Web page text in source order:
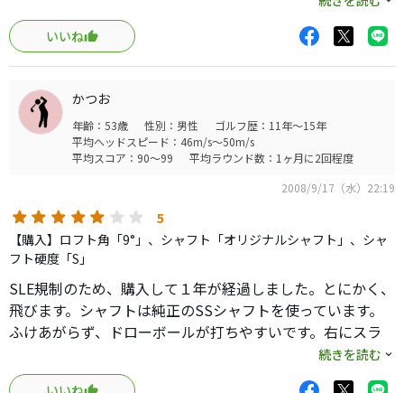
使っている後輩（ヘッドスピー４５）は、２７０ヤード飛
ばしていますので、飛距離も十分出るクラブだと思いま
す。
いいね
かつお
年齢：53歳 性別：男性
ゴルフ歴：11年～15年
平均ヘッドスピード：46m/s～50m/s
平均スコア：90～99
平均ラウンド数：1ヶ月に2回程度
2008/9/17（水）22:19
5
【購入】ロフト角「9°」、シャフト「オリジナルシャフト」、シャ
フト硬度「S」
SLE規制のため、購入して１年が経過しました。とにかく、
飛びます。シャフトは純正のSSシャフトを使っています。
ふけあがらず、ドローボールが打ちやすいです。右にスラ
イスする球はでません。軽く振ってはじくって感じです。
SRですとやわらかすぎるかもしれません。安いですし、お
続きを読む